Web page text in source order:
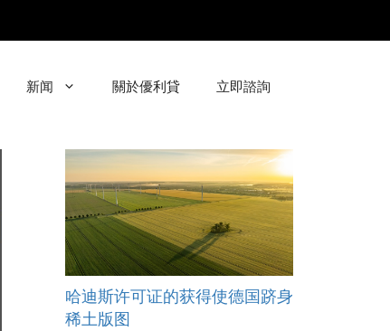
新闻 關於優利貸 立即諮詢
哈迪斯许可证的获得使德国跻身
稀土版图